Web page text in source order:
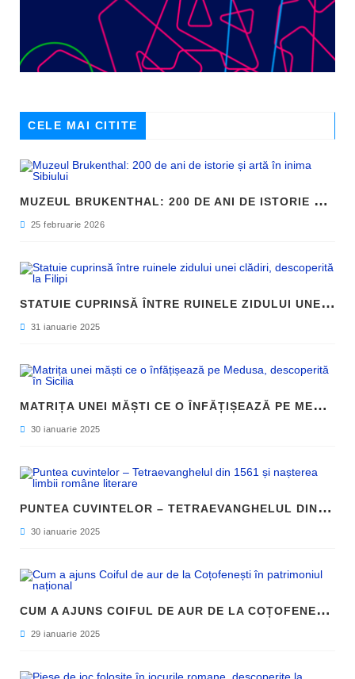
CELE MAI CITITE
M
UZEUL BRUKENTHAL: 200 DE ANI DE ISTORIE ȘI ARTĂ ÎN INIMA SIBIULUI
25 februarie 2026
S
TATUIE CUPRINSĂ ÎNTRE RUINELE ZIDULUI UNEI CLĂDIRI, DESCOPERITĂ LA FILIPI
31 ianuarie 2025
M
ATRIȚA UNEI MĂȘTI CE O ÎNFĂȚIȘEAZĂ PE MEDUSA, DESCOPERITĂ ÎN SICILIA
30 ianuarie 2025
P
UNTEA CUVINTELOR – TETRAEVANGHELUL DIN 1561 ȘI NAȘTEREA LIMBII ROMÂNE LITERARE
30 ianuarie 2025
C
UM A AJUNS COIFUL DE AUR DE LA COȚOFENEȘTI ÎN PATRIMONIUL NAȚIONAL
29 ianuarie 2025